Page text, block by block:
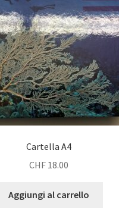
Cartella A4
CHF 18.00
Aggiungi al carrello